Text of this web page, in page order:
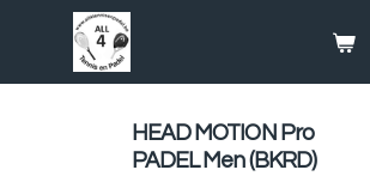
HEAD MOTION Pro
PADEL Men (BKRD)